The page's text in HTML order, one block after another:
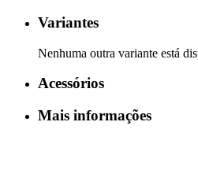
Variantes
Nenhuma outra variante está
Acessórios
Mais informações